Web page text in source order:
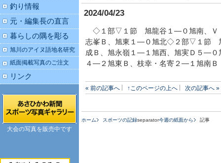
2024/04/23
◇１部▽１節 旭龍谷１―０旭南、Ｖ
志峯Ｂ、旭東１―０旭北◇２部▽１節
成Ｂ、旭永嶺１―１旭西、旭実Ｄ５―
４―２旭東Ｂ、枝幸・名寄２―１旭南Ｂ
« 前の記事へ ↑このページの上へ 次の記事へ »
ホーム スポーツの記録separator今週の紙面から 記事
釣り情報
元・編集長の直言
暮らしの隅を彫る
旭川のアイヌ語地名研究
紙面掲載写真のご注文
リンク
大会の写真を販売中です